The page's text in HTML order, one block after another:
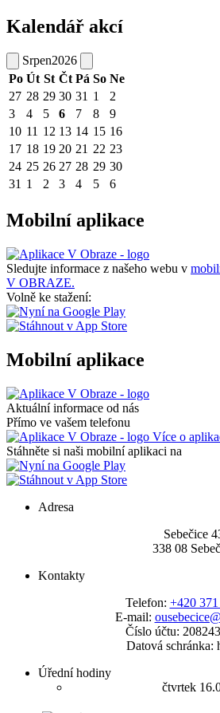
Kalendář akcí
Srpen2026
Po Út St Čt Pá So Ne
27 28 29 30 31 1
2
3
4 5 6 7 8
9
10 11 12 13 14 15 16
17 18 19 20 21 22 23
24 25 26 27 28 29 30
31 1 2 3 4 5 6
Mobilní aplikace
Sledujte informace z našeho webu v
V OBRAZE.
Volně ke stažení:
Mobilní aplikace
Aktuální informace od nás
Přímo ve vašem telefonu
Více o
Stáhněte si naši mobilní aplikaci na
Adresa
Sebečice
338 08
Kontakty
Telefon: +420
E-mail:
Číslo účtu:
Datová schránka:
Úřední hodiny
čtvrtek